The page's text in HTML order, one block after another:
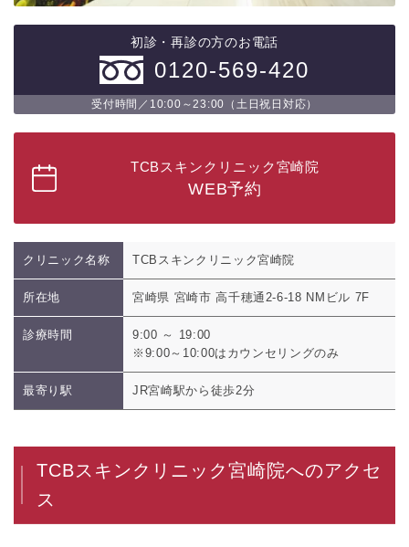
初診・再診の方のお電話
0120-569-420
受付時間／10:00～23:00（土日祝日対応）
TCBスキンクリニック宮崎院
WEB予約
クリニック名称 TCBスキンクリニック宮崎院
所在地 宮崎県 宮崎市 高千穂通2-6-18 NMビル 7F
診療時間
9:00 ～ 19:00
※9:00～10:00はカウンセリングのみ
最寄り駅 JR宮崎駅から徒歩2分
TCBスキンクリニック宮崎院へのアクセ
ス